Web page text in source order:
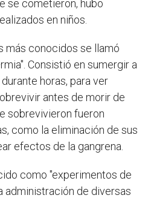
se cometieron, hubo
en niños.
más conocidos se llamó
Consistió en sumergir a
horas, para ver
antes de morir de
sobrevivieron fueron
como la eliminación de sus
efectos de la gangrena.
como "experimentos de
administración de diversas